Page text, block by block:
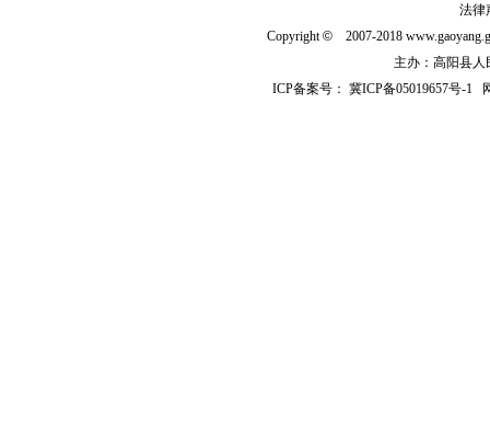
法律
Copyright© 2007-2018
主办：高阳县人
ICP备案号：冀ICP备05019657号-1